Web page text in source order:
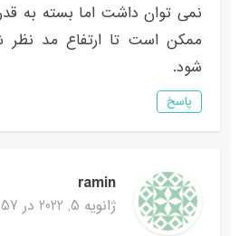
نمی توان داشت اما بسته به
ممکن است تا ارتفاع مد نظر
شود.
پاسخ
ramin
ژانویه 5, 2022 در 12:57 ب.ظ